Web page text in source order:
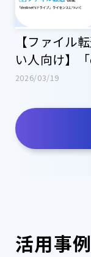
【ファイル
い人向け】
ンス
2026/03/19
活用事例